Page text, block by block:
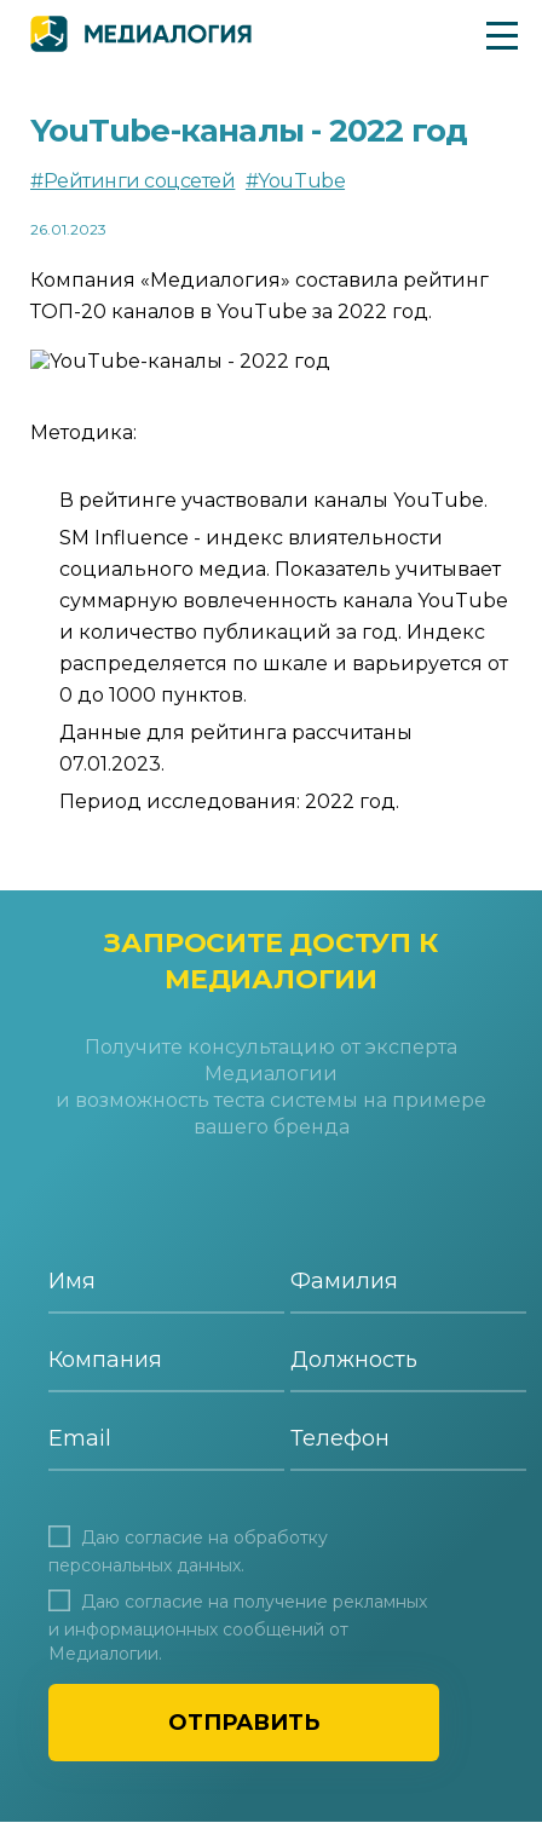
YouTube-каналы - 2022 год
#Рейтинги соцсетей #YouTube
26.01.2023
Компания «Медиалогия» составила рейтинг
ТОП-20 каналов в YouTube за 2022 год.
Методика:
В рейтинге участвовали каналы YouTube.
SM Influence - индекс влиятельности
социального медиа. Показатель учитывает
суммарную вовлеченность канала YouTube
и количество публикаций за год. Индекс
распределяется по шкале и варьируется от
0 до 1000 пунктов.
Данные для рейтинга рассчитаны
07.01.2023.
Период исследования: 2022 год.
ЗАПРОСИТЕ ДОСТУП К
МЕДИАЛОГИИ
Получите консультацию от эксперта
Медиалогии
и возможность теста системы на примере
вашего бренда
ОТПРАВИТЬ
Даю согласие на обработку
персональных данных.
Даю согласие на получение рекламных
и информационных сообщений от
Медиалогии.